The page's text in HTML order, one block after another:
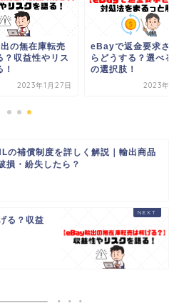
の無在庫転売
？収益性やリス
2023年1月27日
eBayで返金要求さ
らどうする？選べる
の選択肢！
2023年2
の補償制度を詳しく解説｜輸出商品
損・紛失したら？
る？収益